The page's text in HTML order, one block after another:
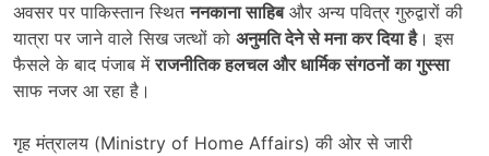
अवसर पर पाकिस्तान स्थितननकाना साहिबऔर अन्य पवित्र गुरुद्वारों की
यात्रा पर जाने वाले सिख जत्थों को अनुमति देने से मना कर दिया है। इस
फैसले के बाद पंजाब मेंराजनीतिक हलचल और धार्मिक संगठनों का गुस्सा
साफ नजर आ रहा है।
गृह मंत्रालय (Ministry of Home Affairs) की ओर से जारी